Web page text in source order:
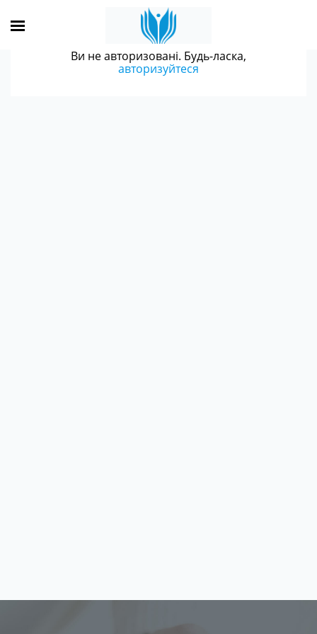
Ви не авторизовані. Будь-ласка,
авторизуйтеся